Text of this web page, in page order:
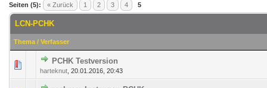
Seiten (5): « Zurück 1 2 3 4 5
LCN-PCHK
Thema / Verfasser
PCHK Testversion
harteknut 20.01.2016, 20:43
217 Bewertung(en) - 2.64 von 5 durchschnittlich